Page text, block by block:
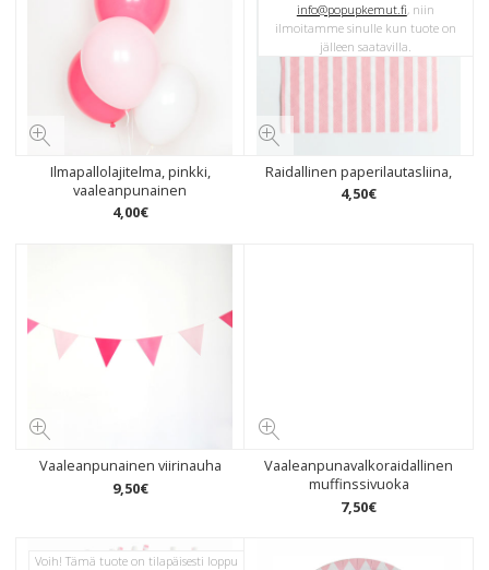
Ilmapallolajitelma, pinkki,
vaaleanpunainen
4,00€
Raidallinen paperilautasliina,
4,50€
info@popupkemut.fi, niin
ilmoitamme sinulle kun tuote on
jälleen saatavilla.
Vaaleanpunainen viirinauha
9,50€
Vaaleanpunavalkoraidallinen
muffinssivuoka
7,50€
Voih! Tämä tuote on tilapäisesti loppu